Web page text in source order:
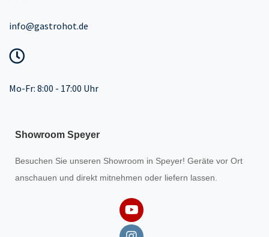
info@gastrohot.de
Mo-Fr: 8:00 - 17:00 Uhr
Showroom Speyer
Besuchen Sie unseren Showroom in Speyer! Geräte vor Ort
anschauen und direkt mitnehmen oder liefern lassen.